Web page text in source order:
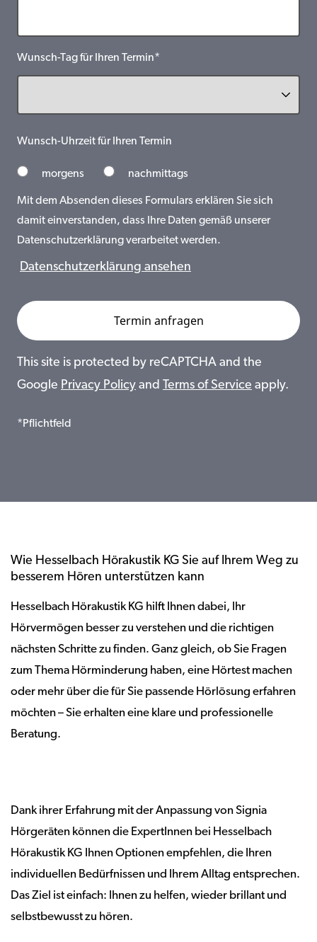
Wunsch-Tag für Ihren Termin*
Wunsch-Uhrzeit für Ihren Termin
morgens nachmittags
Mit dem Absenden dieses Formulars erklären Sie sich
damit einverstanden, dass Ihre Daten gemäß unserer
Datenschutzerklärung verarbeitet werden.
Datenschutzerklärung ansehen
This site is protected by reCAPTCHA and the
Google Privacy Policy and Terms of Service apply.
*Pflichtfeld
Wie Hesselbach Hörakustik KG Sie auf Ihrem Weg zu
besserem Hören unterstützen kann
Hesselbach Hörakustik KG hilft Ihnen dabei, Ihr
Hörvermögen besser zu verstehen und die richtigen
nächsten Schritte zu finden. Ganz gleich, ob Sie Fragen
zum Thema Hörminderung haben, eine Hörtest machen
oder mehr über die für Sie passende Hörlösung erfahren
möchten – Sie erhalten eine klare und professionelle
Beratung.
Dank ihrer Erfahrung mit der Anpassung von Signia
Hörgeräten können die ExpertInnen bei Hesselbach
Hörakustik KG Ihnen Optionen empfehlen, die Ihren
individuellen Bedürfnissen und Ihrem Alltag entsprechen.
Das Ziel ist einfach: Ihnen zu helfen, wieder brillant und
selbstbewusst zu hören.